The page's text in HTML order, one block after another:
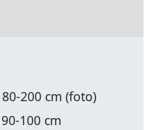
200 cm (foto)
100 cm